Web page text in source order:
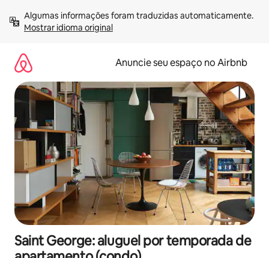
para
Mostrar idioma original
Anuncie seu espaço no Airbnb
Saint George: aluguel por temporada de